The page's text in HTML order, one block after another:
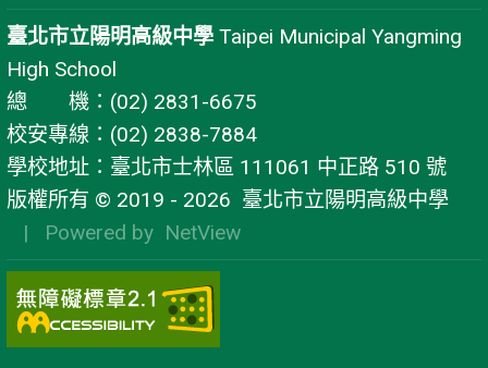
臺北市立陽明高級中學 Taipei Municipal Yangming
High School
總 機：(02) 2831-6675
校安專線：(02) 2838-7884
學校地址：臺北市士林區 111061 中正路 510 號
版權所有 © 2019 - 2026 臺北市立陽明高級中學
| Powered by NetView